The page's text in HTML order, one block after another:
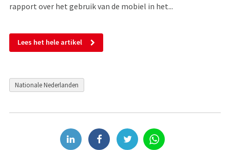
rapport over het gebruik van de mobiel in het...
Lees het hele artikel
Nationale Nederlanden